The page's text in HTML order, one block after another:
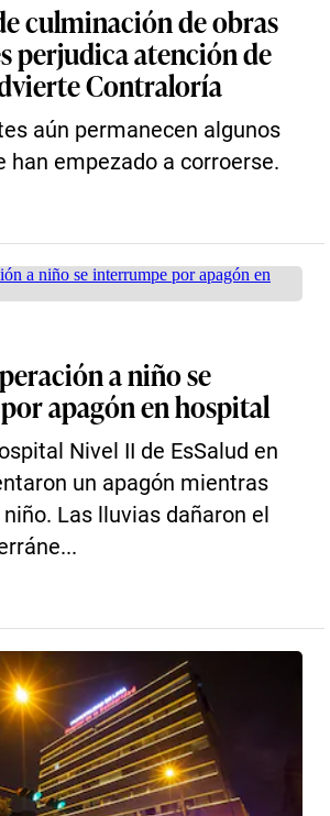
culminación de obras
perjudica atención de
Contraloría
aún permanecen algunos
han empezado a corroerse.
a niño se
apagón en hospital
Nivel II de EsSalud en
un apagón mientras
Las lluvias dañaron el